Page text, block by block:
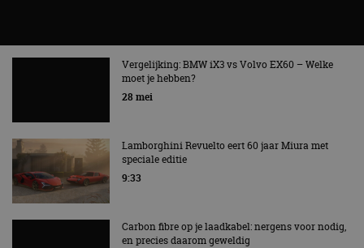
Vergelijking: BMW iX3 vs Volvo EX60 – Welke
moet je hebben?
28 mei
Lamborghini Revuelto eert 60 jaar Miura met
speciale editie
9:33
Carbon fibre op je laadkabel: nergens voor nodig,
en precies daarom geweldig